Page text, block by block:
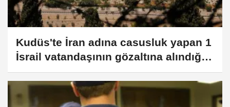
Kudüs'te İran adına casusluk yapan 1
İsrail vatandaşının gözaltına alındığı
açıklandı